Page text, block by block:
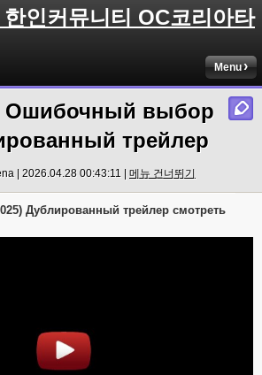
인커뮤니티 OC코리아타
Menu
Ошибочный выбор
трейлер
| 2026.04.28 00:43:11 | 메뉴 건너뛰기
Дублированный трейлер смотреть